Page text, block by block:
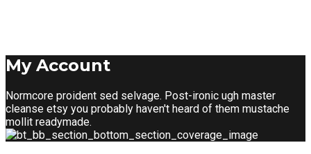
My Account
Normcore proident sed selvage. Post-ironic ugh master
cleanse etsy you probably haven't heard of them mustache
mollit readymade.